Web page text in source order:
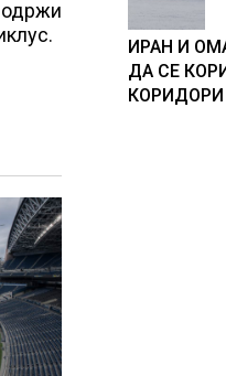
одржи
ИРАН И
ДА СЕ
КОРИДОРИ